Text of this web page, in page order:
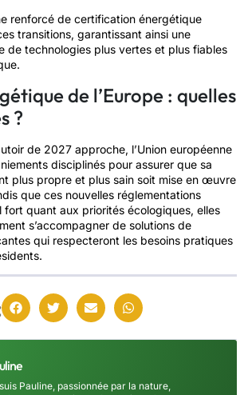
renforcé de certification énergétique
transitions, garantissant ainsi une
de technologies plus vertes et plus fiables
de l’Europe : quelles
?
de 2027 approche, l’Union européenne
disciplinés pour assurer que sa
plus propre et plus sain soit mise en œuvre
que ces nouvelles réglementations
fort quant aux priorités écologiques, elles
s’accompagner de solutions de
qui respecteront les besoins pratiques
Pauline, passionnée par la nature,